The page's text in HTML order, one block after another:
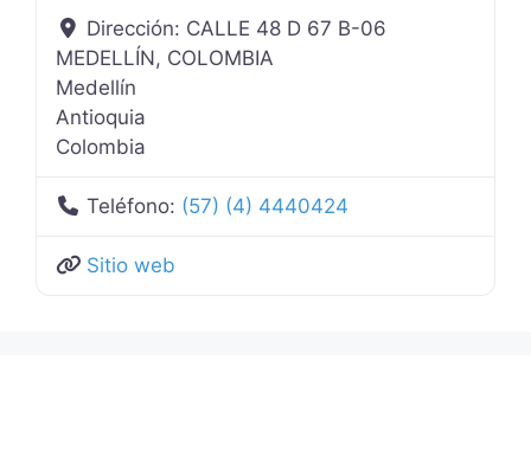
Dirección: CALLE 48 D 67 B-06
MEDELLÍN, COLOMBIA
Medellín
Antioquia
Colombia
Teléfono: (57) (4) 4440424
Sitio web